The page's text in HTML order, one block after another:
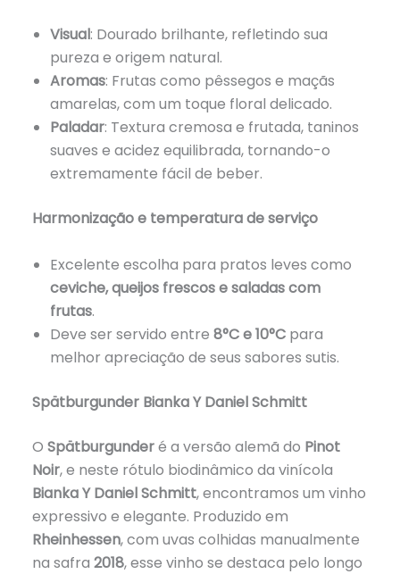
Visual: Dourado brilhante, refletindo sua
pureza e origem natural.
Aromas: Frutas como pêssegos e maçãs
amarelas, com um toque floral delicado.
Paladar: Textura cremosa e frutada, taninos
suaves e acidez equilibrada, tornando-o
extremamente fácil de beber.
Harmonização e temperatura de serviço
Excelente escolha para pratos leves como
ceviche, queijos frescos e saladas com
frutas.
Deve ser servido entre 8°C e 10°C para
melhor apreciação de seus sabores sutis.
Spätburgunder Bianka Y Daniel Schmitt
O Spätburgunderé a versão alemã do Pinot
Noir, e neste rótulo biodinâmico da vinícola
Bianka Y Daniel Schmitt, encontramos um vinho
expressivo e elegante. Produzido em
Rheinhessen, com uvas colhidas manualmente
na safra 2018, esse vinho se destaca pelo longo